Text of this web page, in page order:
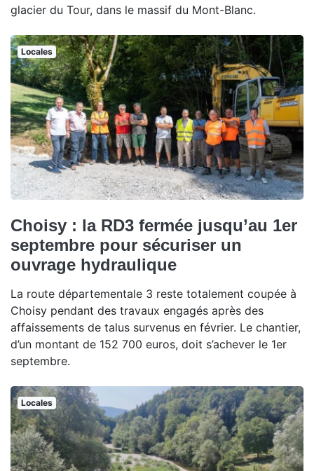
glacier du Tour, dans le massif du Mont-Blanc.
Locales
Choisy : la RD3 fermée jusqu’au 1er
septembre pour sécuriser un
ouvrage hydraulique
La route départementale 3 reste totalement coupée à
Choisy pendant des travaux engagés après des
affaissements de talus survenus en février. Le chantier,
d’un montant de 152 700 euros, doit s’achever le 1er
septembre.
Locales